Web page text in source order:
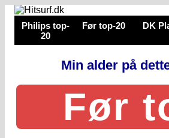
Philips top-
20
Før top-20 DK
Min alder på
Før